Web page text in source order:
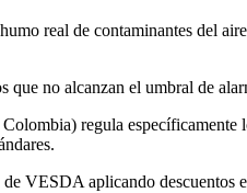
real de contaminantes del
no alcanzan el umbral de
regula específicamente
VESDA aplicando